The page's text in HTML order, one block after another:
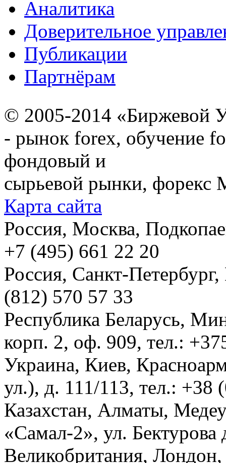
Аналитика
Доверительное
Публикации
Партнёрам
© 2005-2014 «Биржевой
- рынок forex, обучение
фондовый и
сырьевой рынки, форекс
Карта сайта
Россия, Москва,
+7 (495) 661 22 20
Россия, Санкт-
(812) 570 57 33
Республика Беларусь,
корп. 2, оф. 909, тел.:
Украина, Киев,
ул.), д. 111/113, тел.: +38
Казахстан, Алматы,
«Самал-2», ул.
Великобритания,